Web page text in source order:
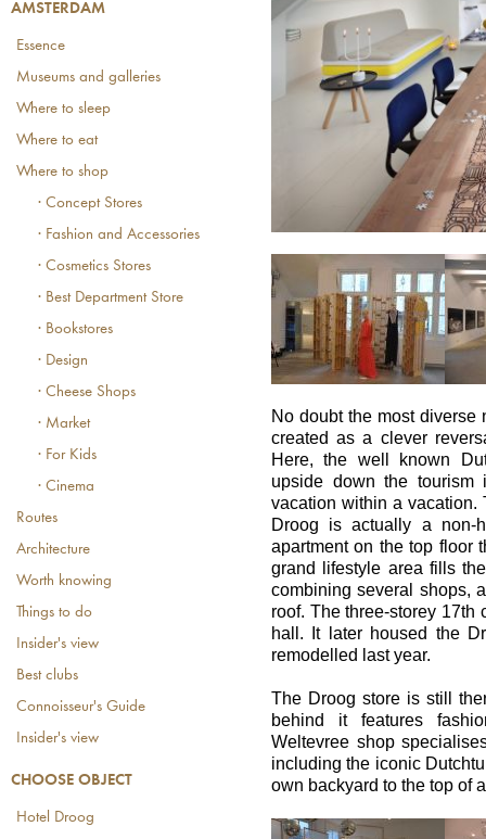
AMSTERDAM
Essence
Museums and galleries
Where to sleep
Where to eat
Where to shop
· Concept Stores
· Fashion and Accessories
· Cosmetics Stores
· Best Department Store
· Bookstores
· Design
· Cheese Shops
· Market
· For Kids
· Cinema
Routes
Architecture
Worth knowing
Things to do
Insider's view
Best clubs
Connoisseur's Guide
Insider's view
CHOOSE OBJECT
Hotel Droog
No doubt the most diverse
created as a clever
Here, the well known
upside down the tourism
vacation within a vacation.
Droog is actually a non-
apartment on the top floor
grand lifestyle area fills
combining several shops,
roof. The three-storey
hall. It later housed the
remodelled last year.
The Droog store is still
behind it features
Weltevree shop
including the iconic
own backyard to the top of